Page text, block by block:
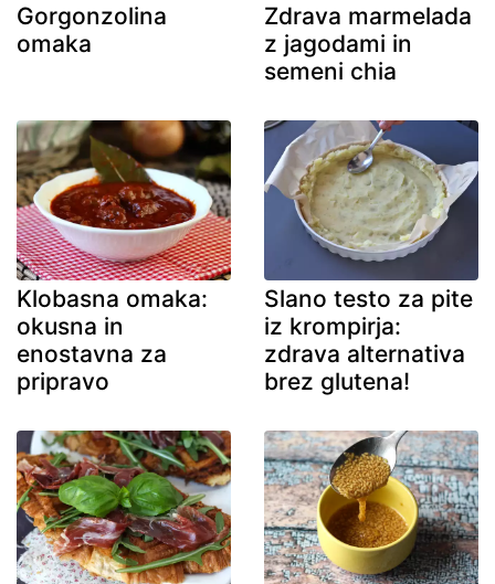
Gorgonzolina
omaka
Zdrava marmelada
z jagodami in
semeni chia
Klobasna omaka:
okusna in
enostavna za
pripravo
Slano testo za pite
iz krompirja:
zdrava alternativa
brez glutena!